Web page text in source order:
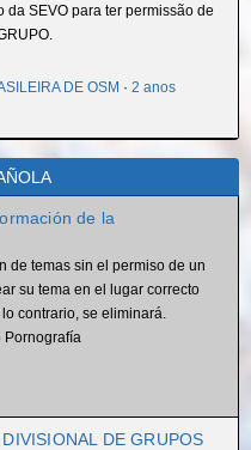
da SEVO para ter permissão de
DE OSM · 2 anos
de la
de temas sin el permiso de un
su tema en el lugar correcto
contrario, se eliminará.
Pornografía
DE GRUPOS